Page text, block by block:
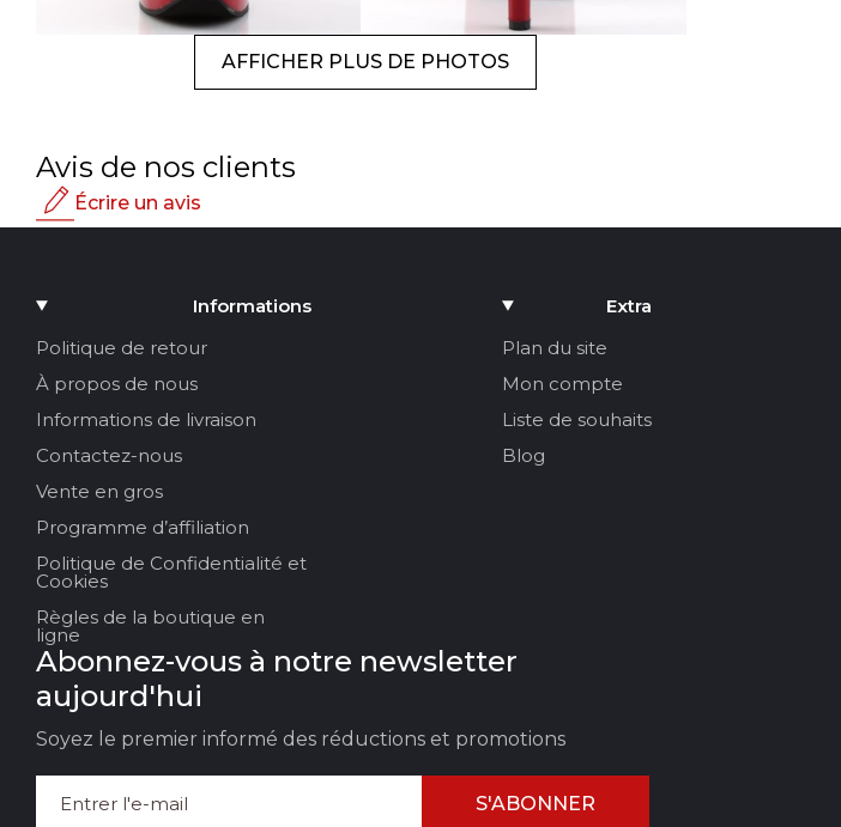
AFFICHER PLUS DE PHOTOS
Avis de nos clients
Écrire un avis
Votre nom :
Votre email
Titre de la revue
Votre avis :
LAISSER DES
ANNULER L'AVIS
Informations
Politique de retour
À propos de nous
Informations de livraison
Contactez-nous
Vente en gros
Programme d’affiliation
Politique de Confidentialité et
Cookies
Règles de la boutique en
ligne
Extra
Plan du site
Mon compte
Liste de souhaits
Blog
Abonnez-vous à notre newsletter
aujourd'hui
Soyez le premier informé des réductions et promotions
S'ABONNER